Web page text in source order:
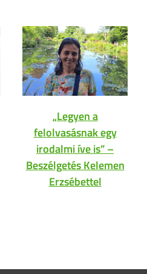
„Legyen a
felolvasásnak egy
irodalmi íve is” –
Beszélgetés Kelemen
Erzsébettel